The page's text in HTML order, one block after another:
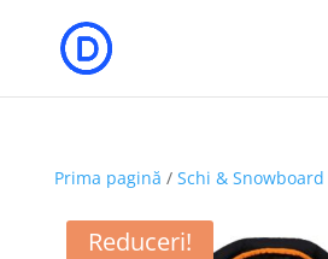
Prima pagină / Schi & Snowboard
Reduceri!